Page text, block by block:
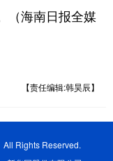
（海南日报全媒
【责任编辑:韩昊辰】
Rights Reserved.